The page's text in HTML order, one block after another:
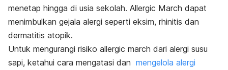
menetap hingga di usia sekolah. Allergic March dapat
menimbulkan gejala alergi seperti eksim, rhinitis dan
dermatitis atopik.
Untuk mengurangi risiko allergic march dari alergi susu
sapi, ketahui cara mengatasi dan mengelola alergi